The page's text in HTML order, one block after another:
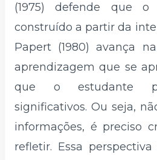
(1975) defende que o
construído a partir da
Papert (1980) avança
aprendizagem que se
que o estudante
significativos. Ou seja,
informações, é preciso
refletir. Essa